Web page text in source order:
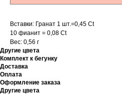
Вставки: Гранат 1 шт.=0,45 Ct
10 фианит = 0,08 Ct
Вес: 0,56 г
Другие цвета
Комплект к бегунку
Доставка
Оплата
Оформление заказа
Другие цвета